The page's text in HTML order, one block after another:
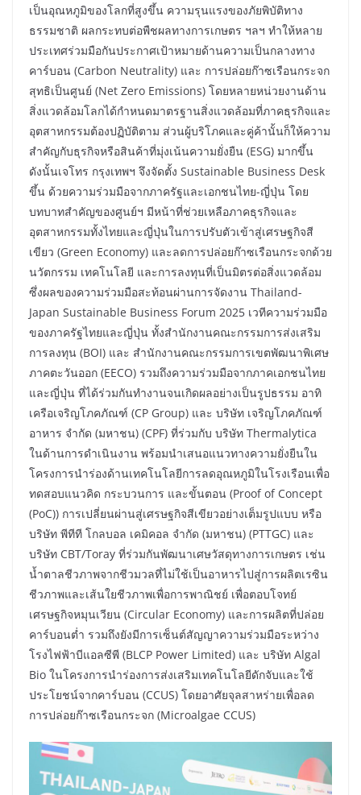
เป็นอุณหภูมิของโลกที่สูงขึ้น ความรุนแรงของภัยพิบัติทาง
ธรรมชาติ ผลกระทบต่อพืชผลทางการเกษตร ฯลฯ ทำให้หลาย
ประเทศร่วมมือกันประกาศเป้าหมายด้านความเป็นกลางทาง
คาร์บอน (Carbon Neutrality) และ การปล่อยก๊าซเรือนกระจก
สุทธิเป็นศูนย์ (Net Zero Emissions) โดยหลายหน่วยงานด้าน
สิ่งแวดล้อมโลกได้กำหนดมาตรฐานสิ่งแวดล้อมที่ภาคธุรกิจและ
อุตสาหกรรมต้องปฏิบัติตาม ส่วนผู้บริโภคและคู่ค้านั้นก็ให้ความ
สำคัญกับธุรกิจหรือสินค้าที่มุ่งเน้นความยั่งยืน (ESG) มากขึ้น
ดังนั้นเจโทร กรุงเทพฯ จึงจัดตั้ง Sustainable Business Desk
ขึ้น ด้วยความร่วมมือจากภาครัฐและเอกชนไทย-ญี่ปุ่น โดย
บทบาทสำคัญของศูนย์ฯ มีหน้าที่ช่วยเหลือภาคธุรกิจและ
อุตสาหกรรมทั้งไทยและญี่ปุ่นในการปรับตัวเข้าสู่เศรษฐกิจสี
เขียว (Green Economy) และลดการปล่อยก๊าซเรือนกระจกด้วย
นวัตกรรม เทคโนโลยี และการลงทุนที่เป็นมิตรต่อสิ่งแวดล้อม
ซึ่งผลของความร่วมมือสะท้อนผ่านการจัดงาน Thailand-
Japan Sustainable Business Forum 2025 เวทีความร่วมมือ
ของภาครัฐไทยและญี่ปุ่น ทั้งสำนักงานคณะกรรมการส่งเสริม
การลงทุน (BOI) และ สำนักงานคณะกรรมการเขตพัฒนาพิเศษ
ภาคตะวันออก (EECO) รวมถึงความร่วมมือจากภาคเอกชนไทย
และญี่ปุ่น ที่ได้ร่วมกันทำงานจนเกิดผลอย่างเป็นรูปธรรม อาทิ
เครือเจริญโภคภัณฑ์ (CP Group) และ บริษัท เจริญโภคภัณฑ์
อาหาร จำกัด (มหาชน) (CPF) ที่ร่วมกับ บริษัท Thermalytica
ในด้านการดำเนินงาน พร้อมนำเสนอแนวทางความยั่งยืนใน
โครงการนำร่องด้านเทคโนโลยีการลดอุณหภูมิในโรงเรือนเพื่อ
ทดสอบแนวคิด กระบวนการ และขั้นตอน (Proof of Concept
(PoC)) การเปลี่ยนผ่านสู่เศรษฐกิจสีเขียวอย่างเต็มรูปแบบ หรือ
บริษัท พีทีที โกลบอล เคมิคอล จำกัด (มหาชน) (PTTGC) และ
บริษัท CBT/Toray ที่ร่วมกันพัฒนาเศษวัสดุทางการเกษตร เช่น
น้ำตาลชีวภาพจากชีวมวลที่ไม่ใช้เป็นอาหารไปสู่การผลิตเรซิน
ชีวภาพและเส้นใยชีวภาพเพื่อการพาณิชย์ เพื่อตอบโจทย์
เศรษฐกิจหมุนเวียน (Circular Economy) และการผลิตที่ปล่อย
คาร์บอนต่ำ รวมถึงยังมีการเซ็นต์สัญญาความร่วมมือระหว่าง
โรงไฟฟ้าบีแอลซีพี (BLCP Power Limited) และ บริษัท Algal
Bio ในโครงการนำร่องการส่งเสริมเทคโนโลยีดักจับและใช้
ประโยชน์จากคาร์บอน (CCUS) โดยอาศัยจุลสาหร่ายเพื่อลด
การปล่อยก๊าซเรือนกระจก (Microalgae CCUS)